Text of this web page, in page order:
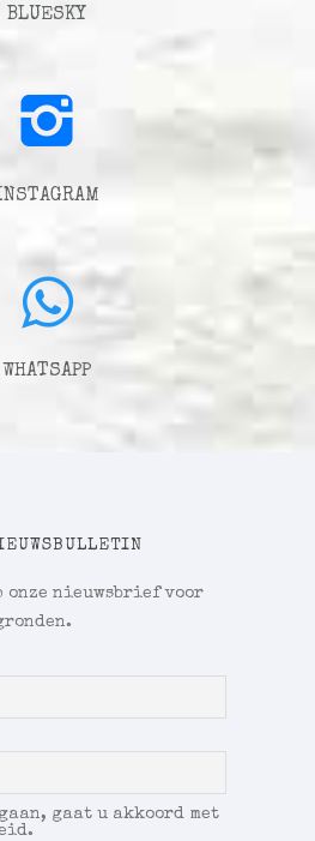
BLUESKY
WHATSAPP
onze nieuwsbrief voor
gaat u akkoord met